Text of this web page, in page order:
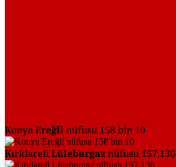
KonyaEreğlinüfusu 158 bin 10
KırklareliLüleburgaznüfusu 157.136